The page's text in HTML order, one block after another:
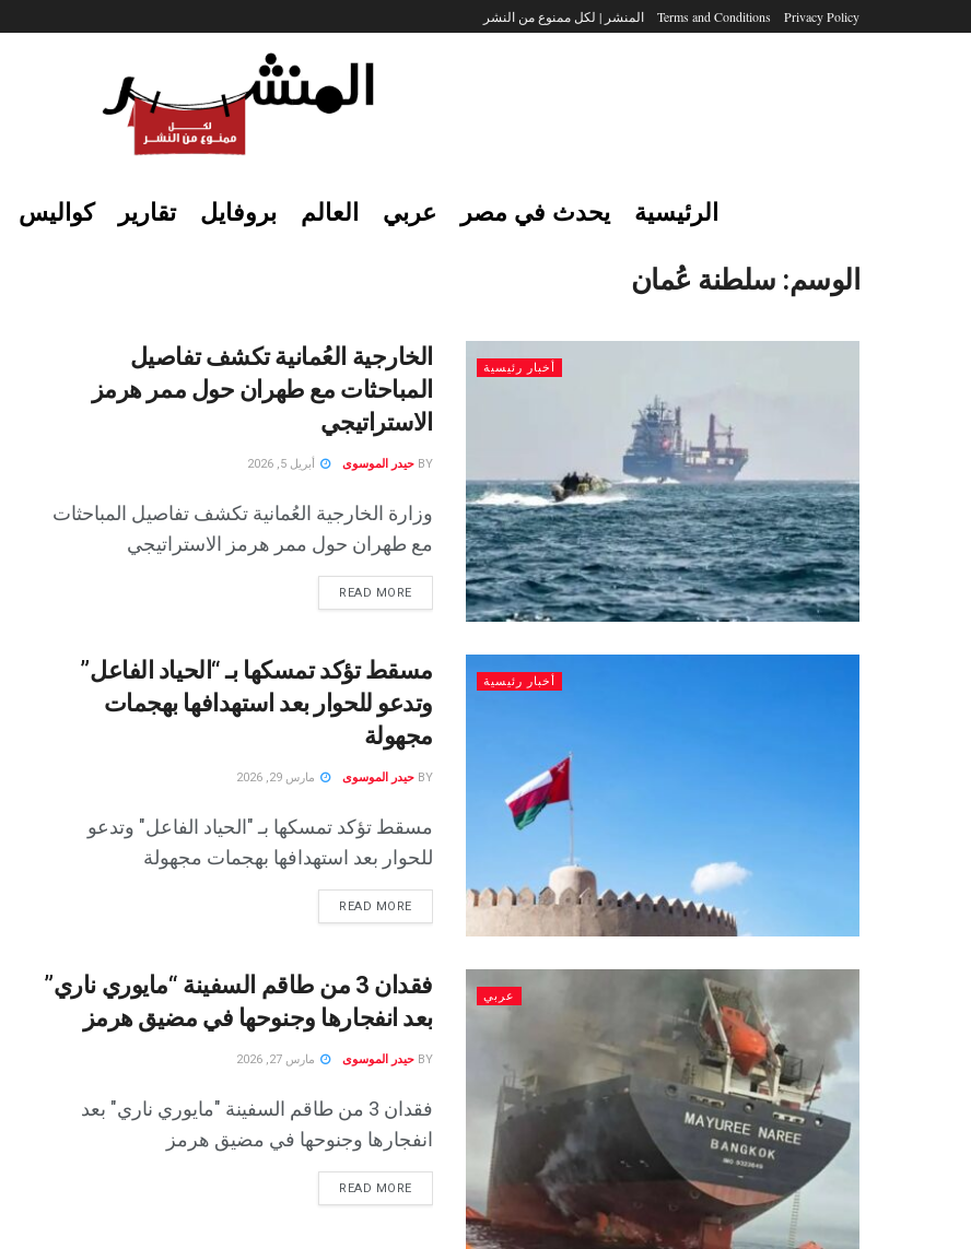
Privacy Policy
Terms and Conditions المنشر | لكل ممنوع من النشر
الرئيسية يحدث في مصر عربي العالم بروفايل تقارير كواليس
الوسم: سلطنة عُمان
أخبار رئيسية
الخارجية العُمانية تكشف تفاصيل
المباحثات مع طهران حول ممر هرمز
الاستراتيجي
BY حيدر الموسوى أبريل 5, 2026
وزارة الخارجية العُمانية تكشف تفاصيل المباحثات
مع طهران حول ممر هرمز الاستراتيجي
READ MORE
أخبار رئيسية
مسقط تؤكد تمسكها بـ “الحياد الفاعل”
وتدعو للحوار بعد استهدافها بهجمات
مجهولة
BY حيدر الموسوى مارس 29, 2026
مسقط تؤكد تمسكها بـ "الحياد الفاعل" وتدعو
للحوار بعد استهدافها بهجمات مجهولة
READ MORE
عربي
فقدان 3 من طاقم السفينة “مايوري ناري”
بعد انفجارها وجنوحها في مضيق هرمز
BY حيدر الموسوى مارس 27, 2026
فقدان 3 من طاقم السفينة "مايوري ناري" بعد
انفجارها وجنوحها في مضيق هرمز
READ MORE